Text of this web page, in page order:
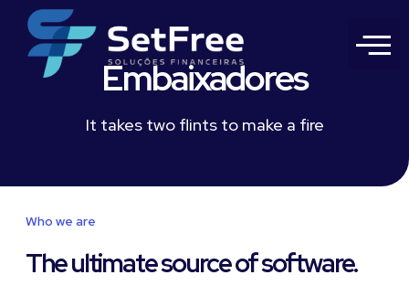
Embaixadores
It takes two flints to make a fire
Who we are
The ultimate source of software.